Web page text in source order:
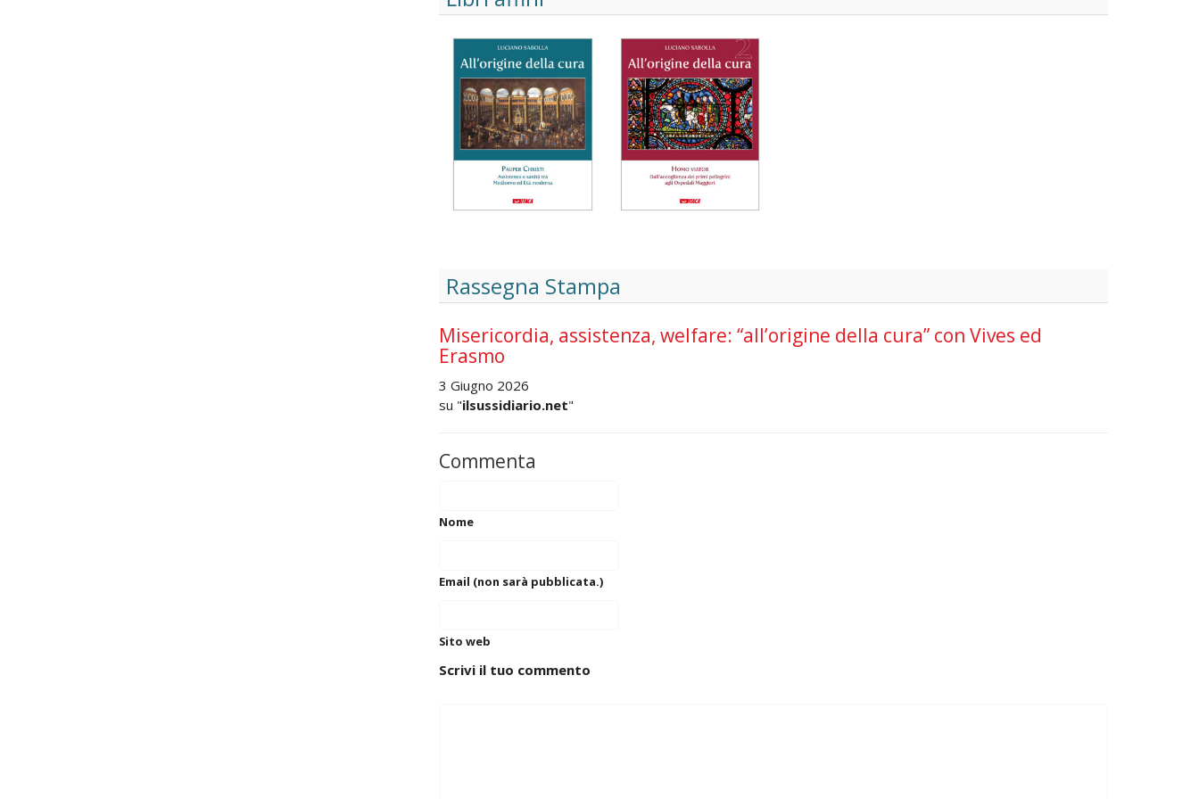
Rassegna Stampa
Misericordia, assistenza, welfare: “all’origine della cura” con Vives ed
Erasmo
3 Giugno 2026
su "ilsussidiario.net"
Commenta
Nome
Email (non sarà pubblicata.)
Sito web
Scrivi il tuo commento